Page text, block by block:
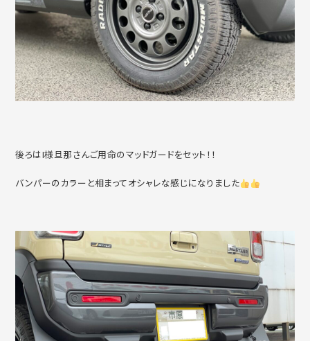
後ろはI様旦那さんご用命のマッドガードをセット！！
バンパーのカラーと相まってオシャレな感じになりました